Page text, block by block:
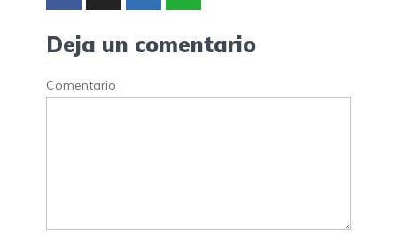
Deja un comentario
Comentario